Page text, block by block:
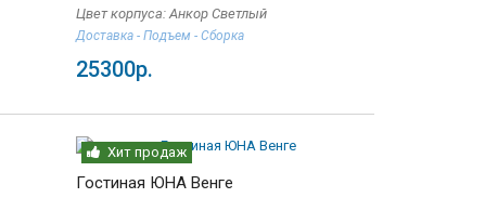
Цвет корпуса: Анкор Светлый
Доставка - Подъем - Сборка
25300р.
Хит продаж
Гостиная ЮНА Венге